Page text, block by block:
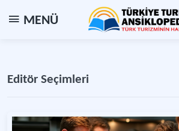
MENÜ
Editör Seçimleri